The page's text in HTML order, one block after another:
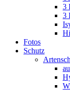
3
3
Fotos
Schutz